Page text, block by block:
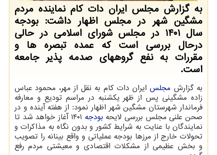
به گزارش مجلس ایران دات کام نماینده مردم
مشگین شهر در مجلس اظهار داشت: بودجه
سال ۱۴۰۱ در مجلس شورای اسلامی در حالی
درحال بررسی است که عمده تبصره ها و
مقررات به نفع گروههای صدمه پذیر جامعه
است.
به گزارش مجلسایران دات کام به نقل از مهر، محمود عباس
زاده مشگینی پس از ظهر یکشنبه در مراسم تودیع و معارفه
فرماندار شهرستان مشگین شهر اظهار نمود: از هفته آینده و در
صحن علنی مجلس بررسی لایحه بودجه
۱۴۰۱ آغاز خواهد شد تا
نمایندگان با عنایت به شرایط کشور و بدون نگاه به مذاکرات و
تحولات خارج از مرزها بودجه عملیاتی و واقع بینانه را تصویب
و بخش عظیمی از مشکلات اقتصادی و معیشتی مردم رفع